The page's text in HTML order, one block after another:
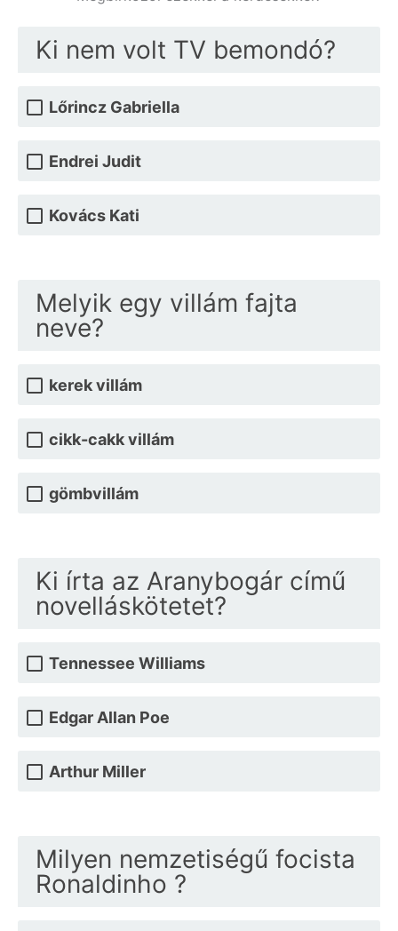
Ki nem volt TV bemondó?
Lőrincz Gabriella
Endrei Judit
Kovács Kati
Melyik egy villám fajta
neve?
kerek villám
cikk-cakk villám
gömbvillám
Ki írta az Aranybogár című
novelláskötetet?
Tennessee Williams
Edgar Allan Poe
Arthur Miller
Milyen nemzetiségű focista
Ronaldinho ?